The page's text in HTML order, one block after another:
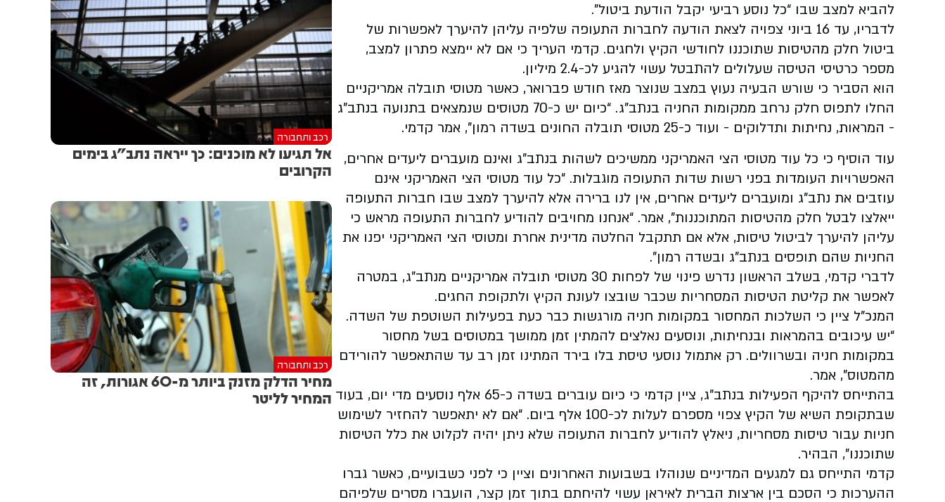
להביא למצב שבו “כל נוסע רביעי יקבל הודעת ביטול”.
לדבריו, עד 16 ביוני צפויה לצאת הודעה לחברות התעופה שלפיה עליהן להיערך לאפשרות של
ביטול חלק מהטיסות שתוכננו לחודשי הקיץ ולחגים. קדמי העריך כי אם לא יימצא פתרון למצב,
מספר כרטיסי הטיסה שעלולים להתבטל עשוי להגיע לכ-2.4 מיליון.
הוא הסביר כי שורש הבעיה נעוץ במצב שנוצר מאז חודש פברואר, כאשר מטוסי תובלה אמריקניים
החלו לתפוס חלק נרחב ממקומות החניה בנתב”ג. “כיום יש כ-70 מטוסים שנמצאים בתנועה בנתב”ג
- המראות, נחיתות ותדלוקים - ועוד כ-25 מטוסי תובלה החונים בשדה רמון”, אמר קדמי.
עוד הוסיף כי כל עוד מטוסי הצי האמריקני ממשיכים לשהות בנתב”ג ואינם מועברים ליעדים אחרים,
האפשרויות העומדות בפני רשות שדות התעופה מוגבלות. “כל עוד מטוסי הצי האמריקני אינם
עוזבים את נתב”ג ומועברים ליעדים אחרים, אין לנו ברירה אלא להיערך למצב שבו חברות התעופה
ייאלצו לבטל חלק מהטיסות המתוכננות”, אמר. “אנחנו מחויבים להודיע לחברות התעופה מראש כי
עליהן להיערך לביטול טיסות, אלא אם תתקבל החלטה מדינית אחרת ומטוסי הצי האמריקני יפנו את
החניות שהם תופסים בנתב”ג ובשדה רמון”.
לדברי קדמי, בשלב הראשון נדרש פינוי של לפחות 30 מטוסי תובלה אמריקניים מנתב”ג, במטרה
לאפשר את קליטת הטיסות המסחריות שכבר שובצו לעונת הקיץ ולתקופת החגים.
המנכ”ל ציין כי השלכות המחסור במקומות חניה מורגשות כבר כעת בפעילות השוטפת של השדה.
“יש עיכובים בהמראות ובנחיתות, ונוסעים נאלצים להמתין זמן ממושך במטוסים בשל מחסור
במקומות חניה ובשרוולים. רק אתמול נוסעי טיסת בלו בירד המתינו זמן רב עד שהתאפשר להורידם
מהמטוס”, אמר.
בהתייחס להיקף הפעילות בנתב”ג, ציין קדמי כי כיום עוברים בשדה כ-65 אלף נוסעים מדי יום, בעוד
שבתקופת השיא של הקיץ צפוי מספרם לעלות לכ-100 אלף ביום. “אם לא יתאפשר להחזיר לשימוש
חניות עבור טיסות מסחריות, ניאלץ להודיע לחברות התעופה שלא ניתן יהיה לקלוט את כלל הטיסות
שתוכננו”, הבהיר.
קדמי התייחס גם למגעים המדיניים שנוהלו בשבועות האחרונים וציין כי לפני כשבועיים, כאשר גברו
ההערכות כי הסכם בין ארצות הברית לאיראן עשוי להיחתם בתוך זמן קצר, הועברו מסרים שלפיהם
רכב ותחבורה
אל תגיעו לא מוכנים: כך ייראה נתב"ג בימים
הקרובים
רכב ותחבורה
מחיר הדלק מזנק ביותר מ-60 אגורות, זה
המחיר לליטר